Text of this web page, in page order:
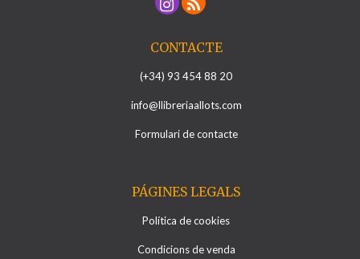
CONTACTE
(+34) 93 454 88 20
info@llibreriaallots.com
Formulari de contacte
PÁGINES LEGALS
Política de cookies
Condicions de venda